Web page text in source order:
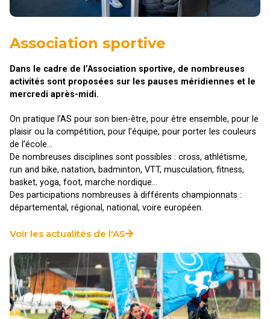
Association sportive
Dans le cadre de l’Association sportive, de nombreuses
activités sont proposées sur les pauses méridiennes et le
mercredi après-midi.
On pratique l’AS pour son bien-être, pour être ensemble, pour le
plaisir ou la compétition, pour l’équipe, pour porter les couleurs
de l’école…
De nombreuses disciplines sont possibles : cross, athlétisme,
run and bike, natation, badminton, VTT, musculation, fitness,
basket, yoga, foot, marche nordique…
Des participations nombreuses à différents championnats :
départemental, régional, national, voire européen.
Voir les actualités de l'AS